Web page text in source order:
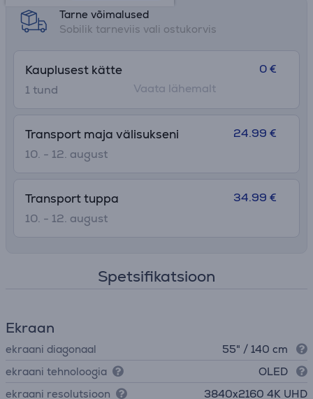
Tarne võimalused
Sobilik tarneviis vali ostukorvis
Kauplusest kätte
1 tund
0 €
Vaata lähemalt
Transport maja välisukseni
10. - 12. august
24.99 €
Transport tuppa
10. - 12. august
34.99 €
Spetsifikatsioon
Ekraan
ekraani diagonaal
55" / 140 cm
ekraani tehnoloogia
OLED
ekraani resolutsioon
3840х2160 4K UHD